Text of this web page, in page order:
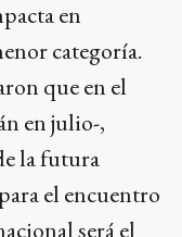
en
categoría.
que en el
en julio-,
la futura
el encuentro
será el